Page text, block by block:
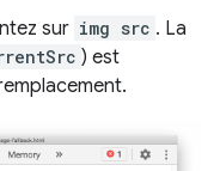
sur img src . La
) est